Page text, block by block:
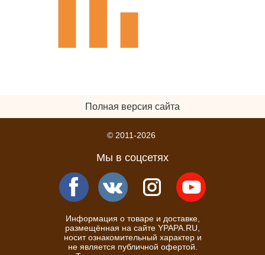
Полная версия сайта
© 2011-2026
Мы в соцсетях
Информация о товаре и доставке,
размещённая на сайте YPAPA.RU,
носит ознакомительный характер и
не является публичной офертой.